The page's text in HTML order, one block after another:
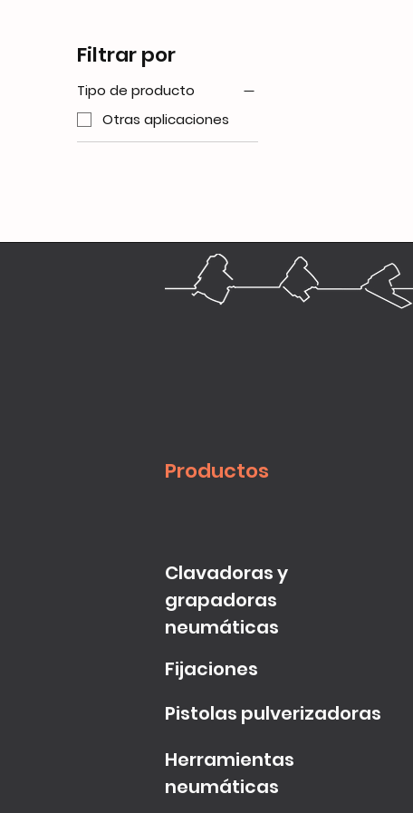
Filtrar por
Tipo de producto
Otras aplicaciones
Productos
Clavadoras y
grapadoras
neumáticas
Fijaciones
Pistolas pulverizadoras
Herramientas
neumáticas